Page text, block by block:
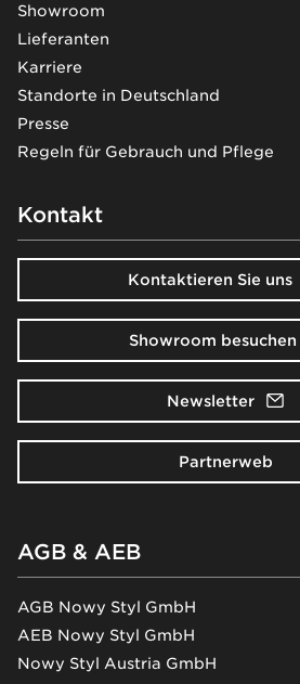
Showroom
Lieferanten
Karriere
Standorte in Deutschland
Presse
Regeln für Gebrauch und Pflege
Kontakt
Kontaktieren Sie uns
Showroom besuchen
Newsletter
Partnerweb
AGB & AEB
AGB Nowy Styl GmbH
AEB Nowy Styl GmbH
Nowy Styl Austria GmbH